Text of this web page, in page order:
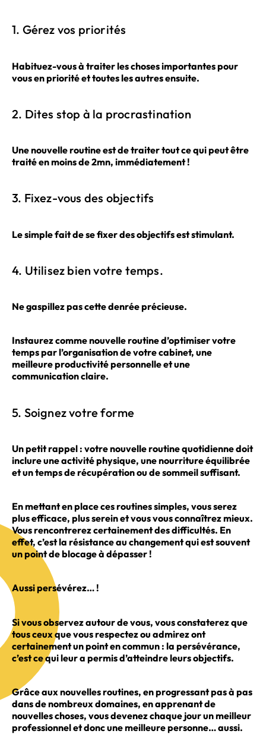
1. Gérez vos priorités
Habituez-vous à traiter les choses importantes pour
vous en priorité et toutes les autres ensuite.
2. Dites stop à la procrastination
Une nouvelle routine est de traiter tout ce qui peut être
traité en moins de 2mn, immédiatement !
3. Fixez-vous des objectifs
Le simple fait de se fixer des objectifs est stimulant.
4. Utilisez bien votre temps.
Ne gaspillez pas cette denrée précieuse.
Instaurez comme nouvelle routine d’optimiser votre
temps par l’organisation de votre cabinet, une
meilleure productivité personnelle et une
communication claire.
5. Soignez votre forme
Un petit rappel : votre nouvelle routine quotidienne doit
inclure une activité physique, une nourriture équilibrée
et un temps de récupération ou de sommeil suffisant.
En mettant en place ces routines simples, vous serez
plus efficace, plus serein et vous vous connaîtrez mieux.
Vous rencontrerez certainement des difficultés. En
effet, c’est la résistance au changement qui est souvent
un point de blocage à dépasser !
Aussi persévérez… !
Si vous observez autour de vous, vous constaterez que
tous ceux que vous respectez ou admirez ont
certainement un point en commun : la persévérance,
c’est ce qui leur a permis d’atteindre leurs objectifs.
Grâce aux nouvelles routines, en progressant pas à pas
dans de nombreux domaines, en apprenant de
nouvelles choses, vous devenez chaque jour un meilleur
professionnel et donc une meilleure personne… aussi.